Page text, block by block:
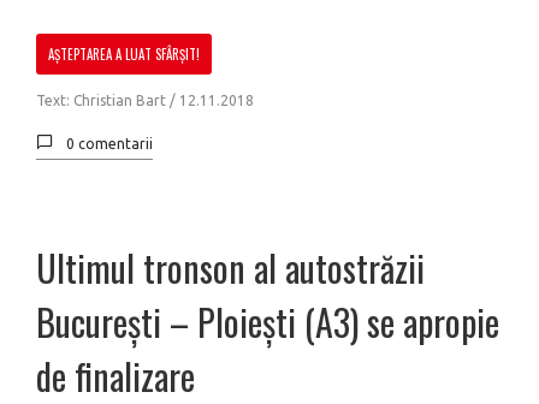
AȘTEPTAREA A LUAT SFÂRȘIT!
Text: Christian Bart / 12.11.2018
0 comentarii
Ultimul tronson al autostrăzii
București – Ploiești (A3) se apropie
de finalizare